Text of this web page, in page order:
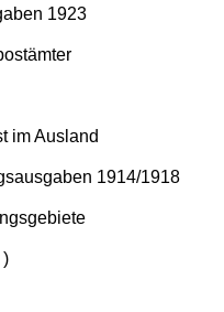
1923
im Ausland
1914/1918
)